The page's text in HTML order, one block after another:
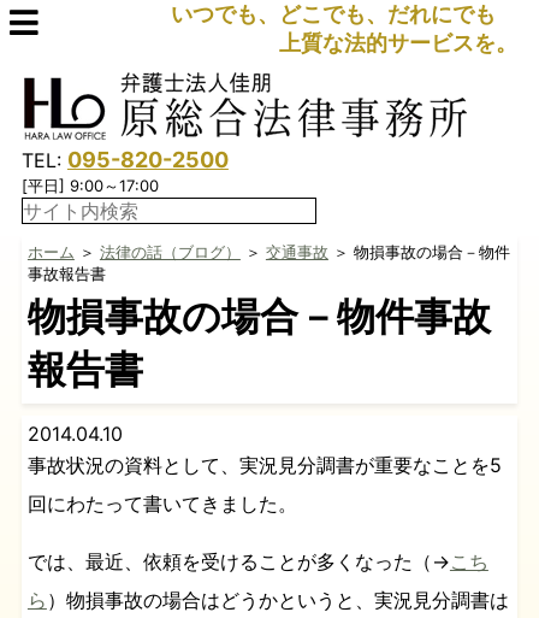
いつでも、どこでも、だれにでも
上質な法的サービスを。
TEL: 095-820-2500
[平日] 9:00～17:00
ホーム ＞ 法律の話（ブログ） ＞ 交通事故 ＞ 物損事故の場合－物件
事故報告書
物損事故の場合－物件事故
報告書
2014.04.10
事故状況の資料として、実況見分調書が重要なことを5
回にわたって書いてきました。
では、最近、依頼を受けることが多くなった（→こち
ら ）物損事故の場合はどうかというと、実況見分調書は